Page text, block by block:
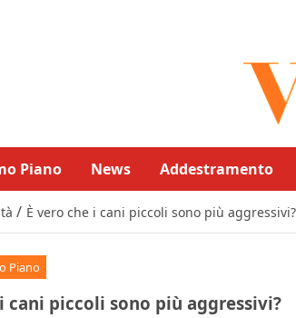
Piano News Addestramento
/ È vero che i cani piccoli sono più aggressivi?
Piano
cani piccoli sono più aggressivi?